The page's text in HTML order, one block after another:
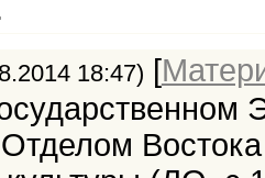
18:47) [